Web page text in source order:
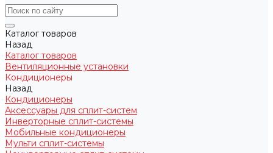
Каталог товаров
Назад
Каталог товаров
Вентиляционные установки
Кондиционеры
Назад
Кондиционеры
Аксессуары для сплит-систем
Инверторные сплит-системы
Мобильные кондиционеры
Мульти сплит-системы